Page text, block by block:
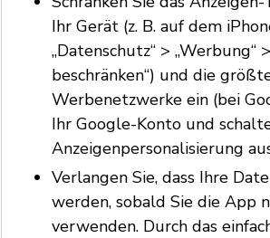
Ihr Gerät (z. B. auf dem
„Datenschutz“ > „Werbung“
beschränken“) und die
Werbenetzwerke ein (bei
Ihr Google-Konto und
Anzeigenpersonalisierung
Verlangen Sie, dass Ihre
werden, sobald Sie die App
verwenden. Durch das